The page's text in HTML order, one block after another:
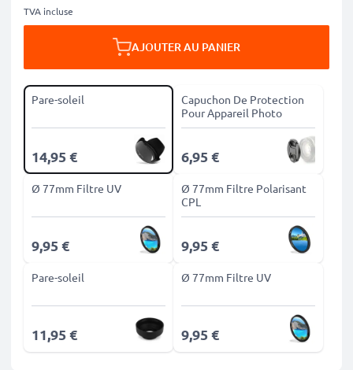
TVA incluse
AJOUTER AU PANIER
Pare-soleil
14,95 €
Capuchon De Protection
Pour Appareil Photo
6,95 €
Ø 77mm Filtre UV
9,95 €
Ø 77mm Filtre Polarisant
CPL
9,95 €
Pare-soleil
11,95 €
Ø 77mm Filtre UV
9,95 €